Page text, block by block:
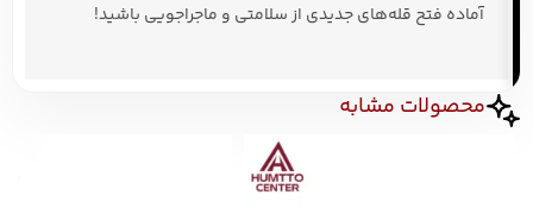
آماده فتح قله‌های جدیدی از سلامتی و ماجراجویی باشید!
محصولات مشابه